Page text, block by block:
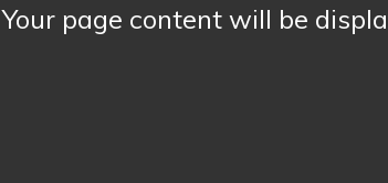
Your page content will be